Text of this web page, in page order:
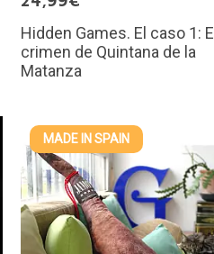
Hidden Games. El caso 1: El
crimen de Quintana de la
Matanza
MADE IN SPAIN